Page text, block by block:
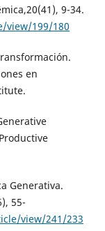
9-34.
view/199/180
en
Generativa.
55-
view/241/233